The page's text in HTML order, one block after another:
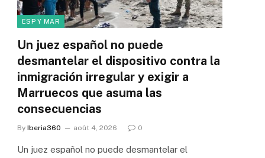
ESP Y MAR
Un juez español no puede
desmantelar el dispositivo contra la
inmigración irregular y exigir a
Marruecos que asuma las
consecuencias
By Iberia360 août 4, 2026 0
Un juez español no puede desmantelar el